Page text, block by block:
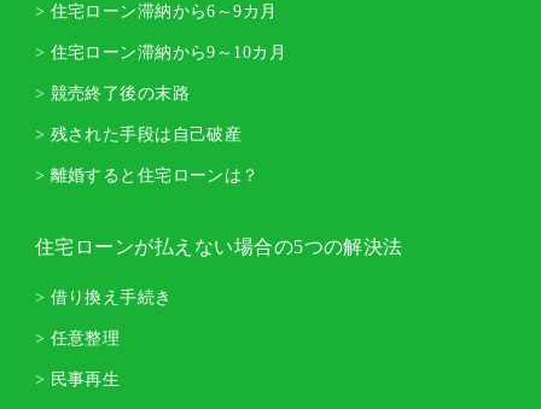
> 住宅ローン滞納から6～9カ月
> 住宅ローン滞納から9～10カ月
> 競売終了後の末路
> 残された手段は自己破産
> 離婚すると住宅ローンは？
住宅ローンが払えない場合の5つの解決法
> 借り換え手続き
> 任意整理
> 民事再生